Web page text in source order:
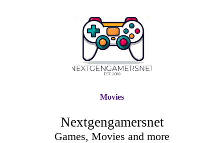
Nextgengamersnet
Games, Movies and more
Movies